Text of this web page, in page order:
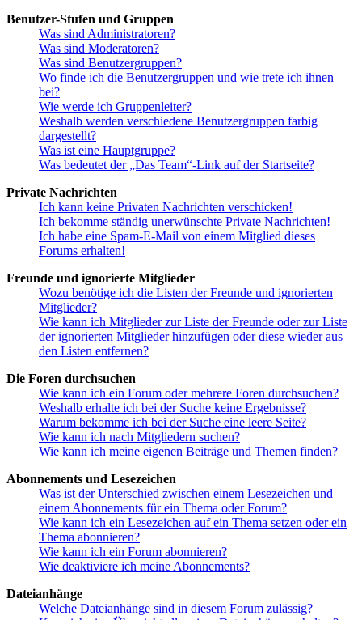
Benutzer-Stufen und Gruppen
Was sind Administratoren?
Was sind Moderatoren?
Was sind Benutzergruppen?
Wo finde ich die Benutzergruppen und wie trete ich ihnen
bei?
Wie werde ich Gruppenleiter?
Weshalb werden verschiedene Benutzergruppen farbig
dargestellt?
Was ist eine Hauptgruppe?
Was bedeutet der „Das Team“-Link auf der Startseite?
Private Nachrichten
Ich kann keine Privaten Nachrichten verschicken!
Ich bekomme ständig unerwünschte Private Nachrichten!
Ich habe eine Spam-E-Mail von einem Mitglied dieses
Forums erhalten!
Freunde und ignorierte Mitglieder
Wozu benötige ich die Listen der Freunde und ignorierten
Mitglieder?
Wie kann ich Mitglieder zur Liste der Freunde oder zur Liste
der ignorierten Mitglieder hinzufügen oder diese wieder aus
den Listen entfernen?
Die Foren durchsuchen
Wie kann ich ein Forum oder mehrere Foren durchsuchen?
Weshalb erhalte ich bei der Suche keine Ergebnisse?
Warum bekomme ich bei der Suche eine leere Seite?
Wie kann ich nach Mitgliedern suchen?
Wie kann ich meine eigenen Beiträge und Themen finden?
Abonnements und Lesezeichen
Was ist der Unterschied zwischen einem Lesezeichen und
einem Abonnements für ein Thema oder Forum?
Wie kann ich ein Lesezeichen auf ein Thema setzen oder ein
Thema abonnieren?
Wie kann ich ein Forum abonnieren?
Wie deaktiviere ich meine Abonnements?
Dateianhänge
Welche Dateianhänge sind in diesem Forum zulässig?